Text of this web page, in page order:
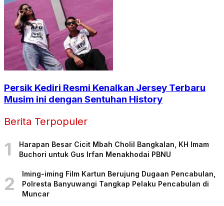
Persik Kediri Resmi Kenalkan Jersey Terbaru
Musim ini dengan Sentuhan History
Berita Terpopuler
1
Harapan Besar Cicit Mbah Cholil Bangkalan, KH Imam
Buchori untuk Gus Irfan Menakhodai PBNU
2
Iming-iming Film Kartun Berujung Dugaan Pencabulan,
Polresta Banyuwangi Tangkap Pelaku Pencabulan di
Muncar